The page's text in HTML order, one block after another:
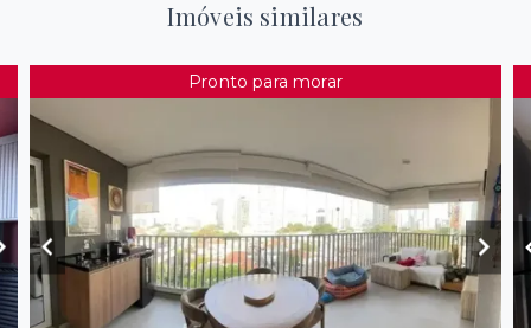
Imóveis similares
Pronto para morar